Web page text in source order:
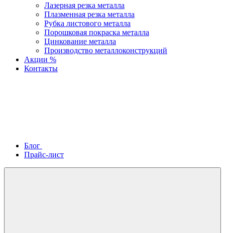
Лазерная резка металла
Плазменная резка металла
Рубка листового металла
Порошковая покраска металла
Цинкование металла
Производство металлоконструкций
Акции %
Контакты
Блог
Прайс-лист